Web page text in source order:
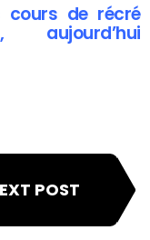
de récré
POST